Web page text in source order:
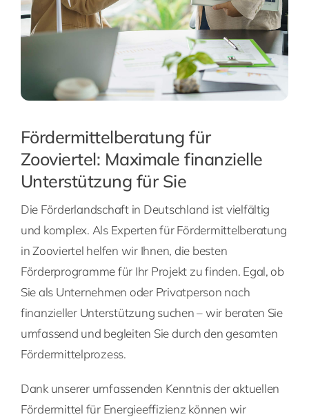
Fördermittelberatung für
Zooviertel: Maximale finanzielle
Unterstützung für Sie
Die Förderlandschaft in Deutschland ist vielfältig
und komplex. Als Experten für Fördermittelberatung
in Zooviertel helfen wir Ihnen, die besten
Förderprogramme für Ihr Projekt zu finden. Egal, ob
Sie als Unternehmen oder Privatperson nach
finanzieller Unterstützung suchen – wir beraten Sie
umfassend und begleiten Sie durch den gesamten
Fördermittelprozess.
Dank unserer umfassenden Kenntnis der aktuellen
Fördermittel für Energieeffizienz können wir